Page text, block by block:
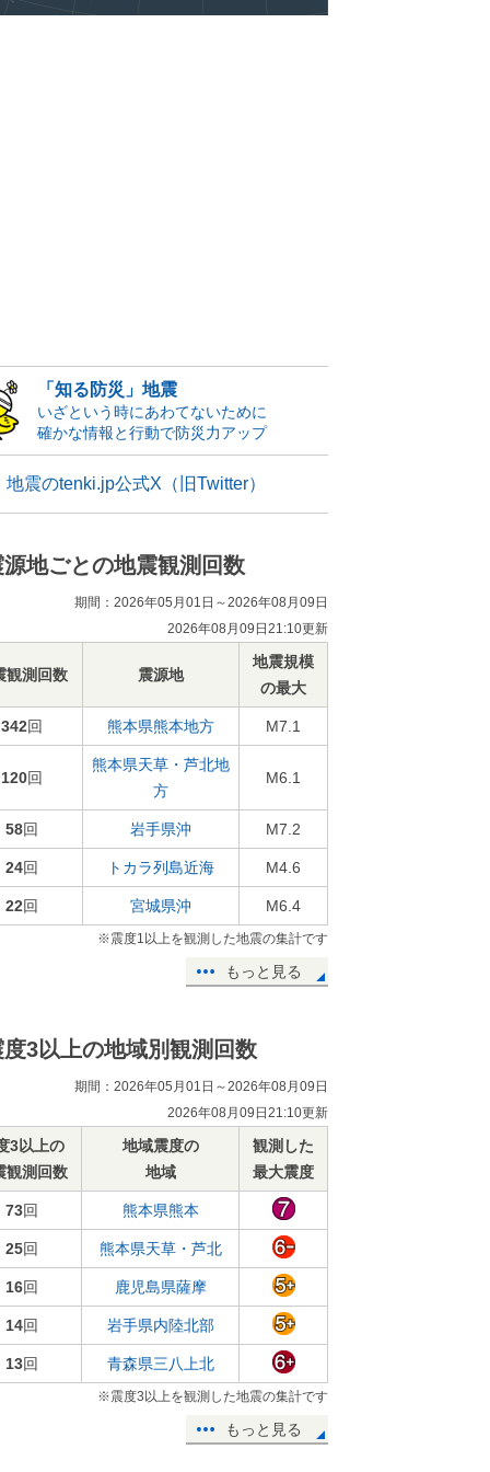
「知る防災」地震
いざという時にあわてないために
確かな情報と行動で防災力アップ
地震のtenki.jp公式X（旧Twitter）
源地ごとの地震観測回数
期間：2026年05月01日～2026年08月09日
2026年08月09日21:10更新
観測回数 震源地
地震規模
の最大
342回 熊本県熊本地方 M7.1
120回
熊本県天草・芦北地
方
M6.1
58回 岩手県沖 M7.2
24回 トカラ列島近海 M4.6
22回 宮城県沖 M6.4
※震度1以上を観測した地震の集計です
もっと見る
度3以上の地域別観測回数
期間：2026年05月01日～2026年08月09日
2026年08月09日21:10更新
3以上の
観測回数
地域震度の
地域
観測した
最大震度
73回 熊本県熊本
25回 熊本県天草・芦北
16回 鹿児島県薩摩
14回 岩手県内陸北部
13回 青森県三八上北
※震度3以上を観測した地震の集計です
もっと見る